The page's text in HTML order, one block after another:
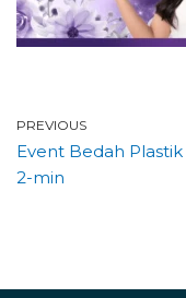
PREVIOUS
Event Bedah Plastik
2-min